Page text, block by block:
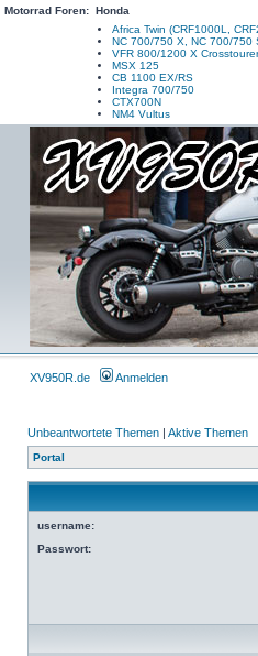
Motorrad Foren: Honda
Africa Twin (CRF1000L,
NC 700/750 X, NC 700/750
VFR 800/1200 X Crosstourer
MSX 125
CB 1100 EX/RS
Integra 700/750
CTX700N
NM4 Vultus
XV950R.de Anmelden
Unbeantwortete Themen | Aktive Themen
Portal
username:
Passwort: